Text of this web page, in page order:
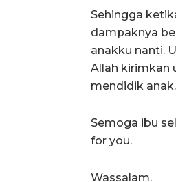
Sehingga
dampaknya
anakku nanti.
Allah kirimkan
mendidik anak.
Semoga ibu
for you.
Wassalam.